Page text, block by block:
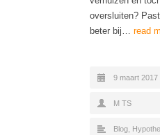
oversluiten?
beter bij… read
9 maart 2017
M TS
Blog